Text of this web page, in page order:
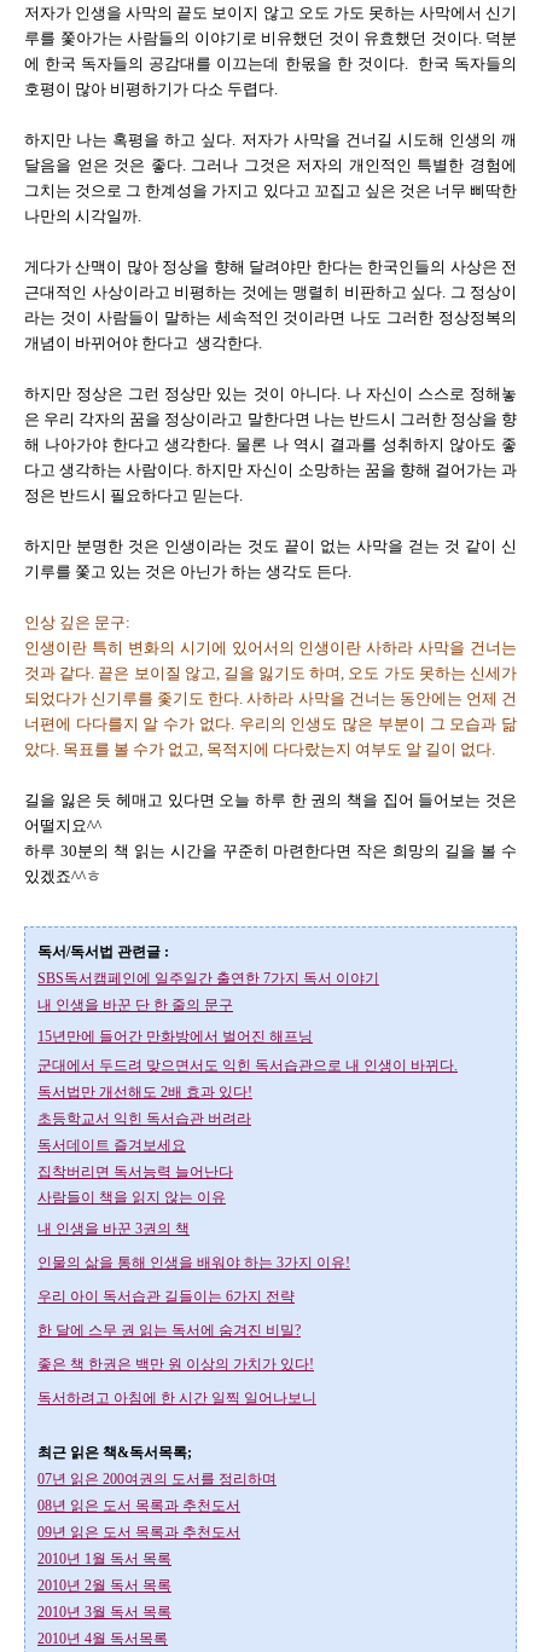
저자가 인생을 사막의 끝도 보이지 않고 오도 가도 못하는 사막에서 신기
루를 쫓아가는 사람들의 이야기로 비유했던 것이 유효했던 것이다. 덕분
에 한국 독자들의 공감대를 이끄는데 한몫을 한 것이다.
한국 독자들의
호평이 많아 비평하기가 다소 두렵다.
하지만 나는 혹평을 하고 싶다. 저자가 사막을 건너길 시도해 인생의 깨
달음을 얻은 것은 좋다. 그러나 그것은 저자의 개인적인 특별한 경험에
그치는 것으로 그 한계성을 가지고 있다고 꼬집고 싶은 것은 너무 삐딱한
나만의 시각일까.
게다가 산맥이 많아 정상을 향해 달려야만 한다는 한국인들의 사상은 전
근대적인 사상이라고 비평하는 것에는 맹렬히 비판하고 싶다. 그 정상이
라는 것이 사람들이 말하는 세속적인 것이라면 나도 그러한 정상정복의
개념이 바뀌어야 한다고 생각한다.
하지만 정상은 그런 정상만 있는 것이 아니다. 나 자신이 스스로 정해놓
은 우리 각자의 꿈을 정상이라고 말한다면 나는 반드시 그러한 정상을 향
해 나아가야 한다고 생각한다. 물론 나 역시 결과를 성취하지 않아도 좋
다고 생각하는 사람이다. 하지만 자신이 소망하는 꿈을 향해 걸어가는 과
정은 반드시 필요하다고 믿는다.
하지만 분명한 것은 인생이라는 것도 끝이 없는 사막을 걷는 것 같이 신
기루를 쫓고 있는 것은 아닌가 하는 생각도 든다.
인상 깊은 문구:
인생이란 특히 변화의 시기에 있어서의 인생이란 사하라 사막을 건너는
것과 같다. 끝은 보이질 않고, 길을 잃기도 하며, 오도 가도 못하는 신세가
되었다가 신기루를 좇기도 한다. 사하라 사막을 건너는 동안에는 언제 건
너편에 다다를지 알 수가 없다. 우리의 인생도 많은 부분이 그 모습과 닮
았다. 목표를 볼 수가 없고, 목적지에 다다랐는지 여부도 알 길이 없다.
길을 잃은 듯 헤매고 있다면 오늘 하루 한 권의 책을 집어 들어보는 것은
어떨지요^^
하루 30분의 책 읽는 시간을 꾸준히 마련한다면 작은 희망의 길을 볼 수
있겠죠^^ㅎ
독서/독서법 관련글 :
SBS독서캠페인에 일주일간 출연한 7가지 독서 이야기
내 인생을 바꾼 단 한 줄의 문구
15년만에 들어간 만화방에서 벌어진 해프닝
군대에서 두드려 맞으면서도 익힌 독서습관으로 내 인생이 바뀌다.
독서법만 개선해도 2배 효과 있다!
초등학교서 익힌 독서습관 버려라
독서데이트 즐겨보세요
집착버리면 독서능력 늘어난다
사람들이 책을 읽지 않는 이유
내 인생을 바꾼 3권의 책
인물의 삶을 통해 인생을 배워야 하는 3가지 이유!
우리 아이 독서습관 길들이는 6가지 전략
한 달에 스무 권 읽는 독서에 숨겨진 비밀?
좋은 책 한권은 백만 원 이상의 가치가 있다!
독서하려고 아침에 한 시간 일찍 일어나보니
최근 읽은 책&독서목록;
07년 읽은 200여권의 도서를 정리하며
08년 읽은 도서 목록과 추천도서
09년 읽은 도서 목록과 추천도서
2010년 1월 독서 목록
2010년 2월 독서 목록
2010년 3월 독서 목록
2010년 4월 독서목록